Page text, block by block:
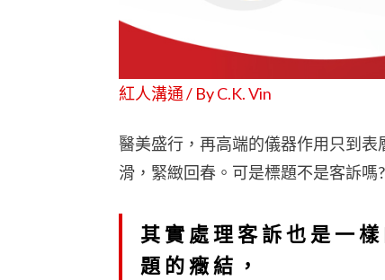
紅人溝通 / ByC.K. Vin
醫美盛行，再高端的儀器作用只到
滑，緊緻回春。可是標題不是客訴
其實處理客訴也是一
題的癥結，